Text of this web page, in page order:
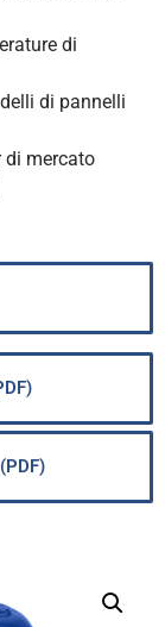
di
di pannelli
di mercato